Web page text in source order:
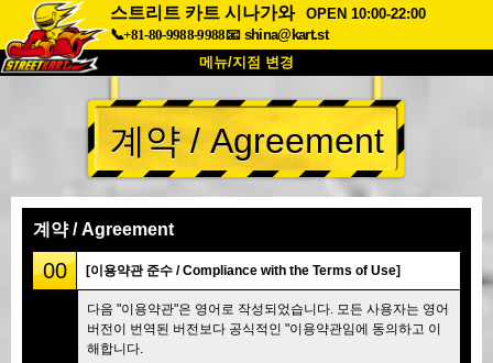
스트리트 카트 시나가와
OPEN 10:00-22:00
📞+81-80-9988-9988📧 shina@kart.st
메뉴/지점 변경
최상단
소개 사양 가격
회사 정보
도쿄 시나가와 #1 도쿄 아키하바라#1
도쿄 아키하바라#2 도쿄 시부야
계약 / Agreement
계약 / Agreement
00 [이용약관 준수 / Compliance with the Terms of Use]
다음 "이용약관"은 영어로 작성되었습니다. 모든 사용자는 영어
버전이 번역된 버전보다 공식적인 "이용약관임에 동의하고 이
해합니다.